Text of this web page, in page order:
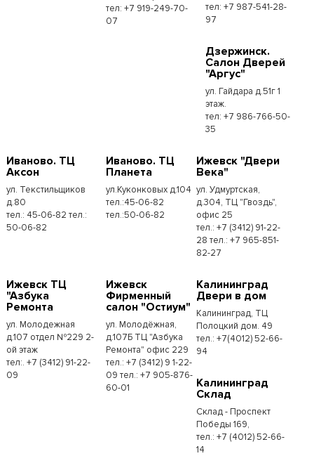
тел: +7 919-249-70-
07
тел: +7 987-541-28-
97
Дзержинск.
Салон Дверей
"Аргус"
ул. Гайдара д.51г 1
этаж.
тел: +7 986-766-50-
35
Иваново. ТЦ
Аксон
ул. Текстильщиков
д.80
тел.: 45-06-82 тел.:
50-06-82
Иваново. ТЦ
Планета
ул.Куконковых д.104
тел.:45-06-82
тел.:50-06-82
Ижевск "Двери
Века"
ул. Удмуртская,
д.304, ТЦ "Гвоздь",
офис 25
тел.: +7 (3412) 91-22-
28 тел.: +7 965-851-
82-27
Ижевск ТЦ
"Азбука
Ремонта
ул. Молодежная
д.107 отдел №229 2-
ой этаж
тел:. +7 (3412) 91-22-
09
Ижевск
Фирменный
салон "Остиум"
ул. Молодёжная,
д.107Б ТЦ "Азбука
Ремонта" офис 229
тел.: +7 (3412) 9 1-22-
09 тел.: +7 905-876-
60-01
Калининград
Двери в дом
Калининград, ТЦ
Полоцкий дом. 49
тел.: +7(4012) 52-66-
94
Калининград
Склад
Склад - Проспект
Победы 169,
тел.:​ +7 (4012) 52-66-
14